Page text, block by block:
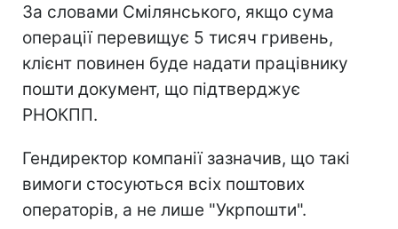
За словами Смілянського, якщо сума
операції перевищує 5 тисяч гривень,
клієнт повинен буде надати працівнику
пошти документ, що підтверджує
РНОКПП.
Гендиректор компанії зазначив, що такі
вимоги стосуються всіх поштових
операторів, а не лише "Укрпошти".